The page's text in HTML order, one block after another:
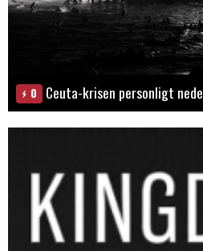
0 Ceuta-krisen personligt